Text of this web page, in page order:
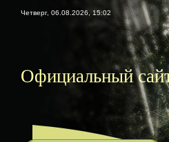
Четверг, 06.08.2026, 15:02
Официальный